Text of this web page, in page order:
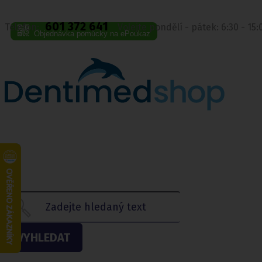
Telefon: 601 372 641 Volejte pondělí - pátek: 6:30 -
Objednávka pomůcky na ePoukaz
VYHLEDAT